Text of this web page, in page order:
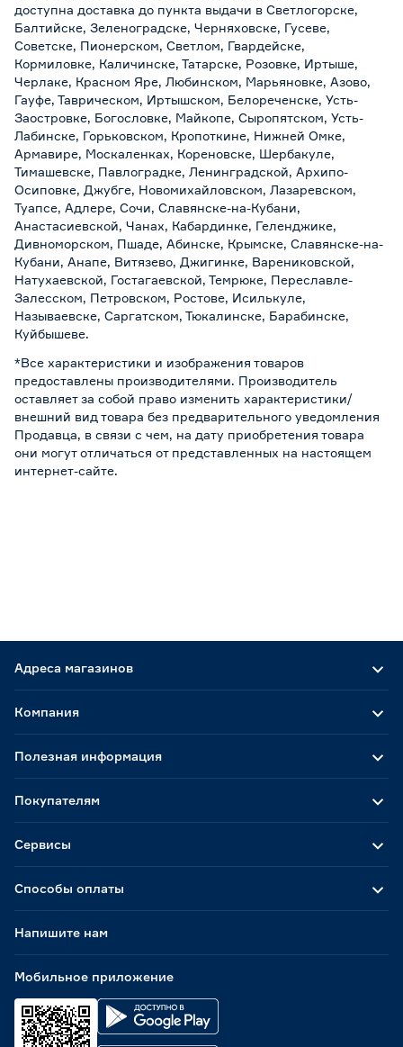
доступна доставка до пункта выдачи в Светлогорске,
Балтийске, Зеленоградске, Черняховске, Гусеве,
Советске, Пионерском, Светлом, Гвардейске,
Кормиловке, Каличинске, Татарске, Розовке, Иртыше,
Черлаке, Красном Яре, Любинском, Марьяновке, Азово,
Гауфе, Таврическом, Иртышском, Белореченске, Усть-
Заостровке, Богословке, Майкопе, Сыропятском, Усть-
Лабинске, Горьковском, Кропоткине, Нижней Омке,
Армавире, Москаленках, Кореновске, Шербакуле,
Тимашевске, Павлоградке, Ленинградской, Архипо-
Осиповке, Джубге, Новомихайловском, Лазаревском,
Туапсе, Адлере, Сочи, Славянске-на-Кубани,
Анастасиевской, Чанах, Кабардинке, Геленджике,
Дивноморском, Пшаде, Абинске, Крымске, Славянске-на-
Кубани, Анапе, Витязево, Джигинке, Варениковской,
Натухаевской, Гостагаевской, Темрюке, Переславле-
Залесском, Петровском, Ростове, Исилькуле,
Называевске, Саргатском, Тюкалинске, Барабинске,
Куйбышеве.
*Все характеристики и изображения товаров
предоставлены производителями. Производитель
оставляет за собой право изменить характеристики/
внешний вид товара без предварительного уведомления
Продавца, в связи с чем, на дату приобретения товара
они могут отличаться от представленных на настоящем
интернет-сайте.
Адреса магазинов
Способы оплаты
Мобильное приложение
Компания
Полезная информация
Покупателям
Сервисы
Напишите нам